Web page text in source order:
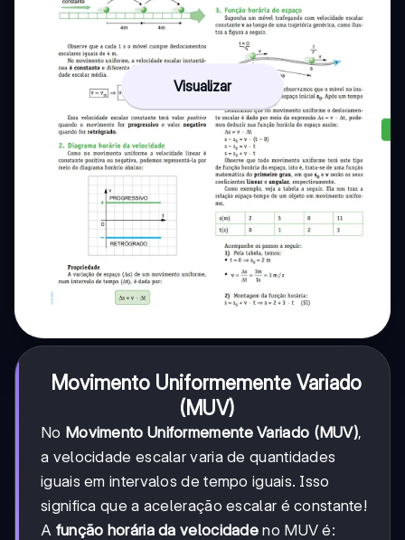
Visualizar
Movimento Uniformemente Variado
(MUV)
No Movimento Uniformemente Variado (MUV),
a velocidade escalar varia de quantidades
iguais em intervalos de tempo iguais. Isso
significa que a aceleração escalar é constante!
A função horária da velocidade no MUV é: